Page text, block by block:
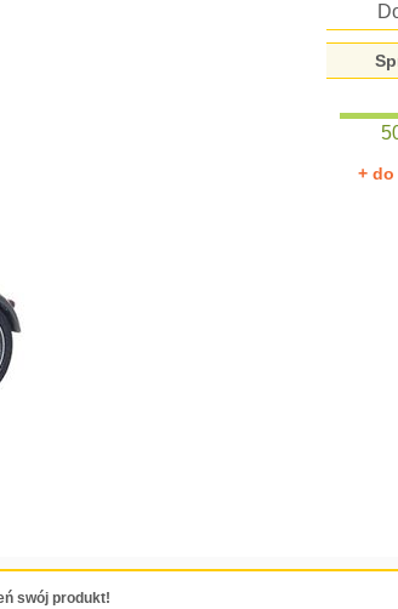
+
swój produkt!